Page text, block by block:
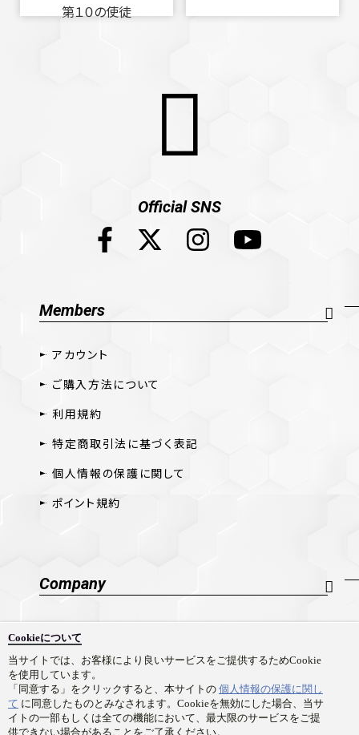
Cookieについて
当サイトでは、お客様により良いサービスをご提供するためCookie
を使用しています。
「同意する」をクリックすると、本サイトの 個人情報の保護に関し
て に同意したものとみなされます。Cookieを無効にした場合、当サ
イトの一部もしくは全ての機能において、最大限のサービスをご提
供できない場合があることをご了承ください。
第１０の使徒
Official SNS
Members
アカウント
ご購入方法について
利用規約
特定商取引法に基づく表記
個人情報の保護に関して
ポイント規約
Company
採用情報
お問い合わせ